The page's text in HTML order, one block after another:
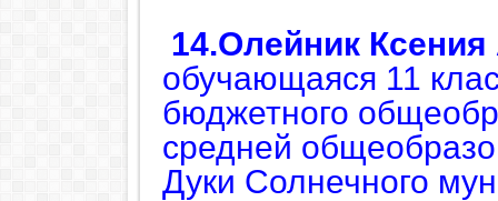
14.Олейник
обучающаяся 11
бюджетного
средней
Дуки Солнечного